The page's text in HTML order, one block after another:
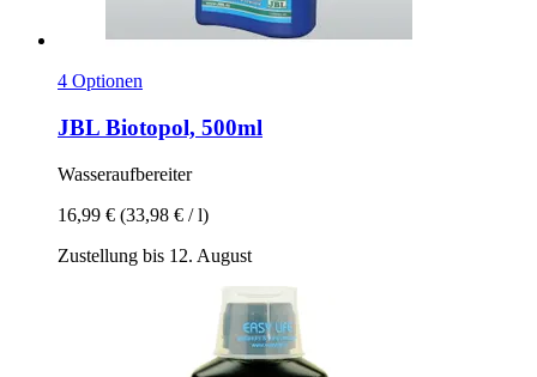
4 Optionen
JBL Biotopol, 500ml
Wasseraufbereiter
16,99 € (33,98 € / l)
Zustellung bis 12. August